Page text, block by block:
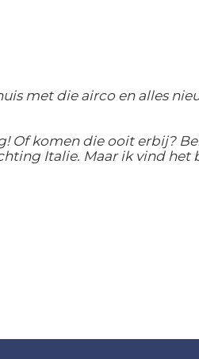
met die airco en alles
Of komen die ooit erbij?
Italie. Maar ik vind het